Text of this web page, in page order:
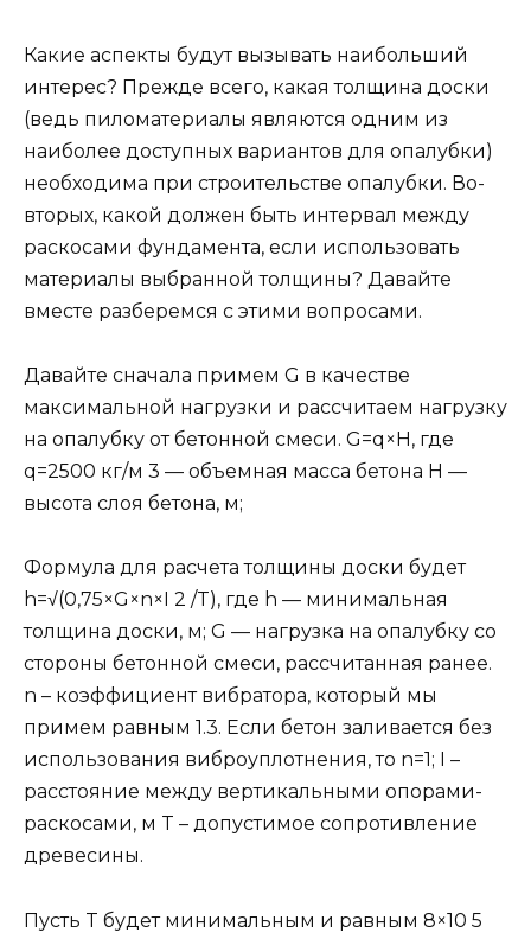
Какие аспекты будут вызывать наибольший
интерес? Прежде всего, какая толщина доски
(ведь пиломатериалы являются одним из
наиболее доступных вариантов для опалубки)
необходима при строительстве опалубки. Во-
вторых, какой должен быть интервал между
раскосами фундамента, если использовать
материалы выбранной толщины? Давайте
вместе разберемся с этими вопросами.
Давайте сначала примем G в качестве
максимальной нагрузки и рассчитаем нагрузку
на опалубку от бетонной смеси. G=q×H, где
q=2500 кг/м 3 — объемная масса бетона H —
высота слоя бетона, м;
Формула для расчета толщины доски будет
h=√(0,75×G×n×I 2 /T), где h — минимальная
толщина доски, м; G — нагрузка на опалубку со
стороны бетонной смеси, рассчитанная ранее.
n – коэффициент вибратора, который мы
примем равным 1.3. Если бетон заливается без
использования виброуплотнения, то n=1; I –
расстояние между вертикальными опорами-
раскосами, м T – допустимое сопротивление
древесины.
Пусть T будет минимальным и равным 8×10 5